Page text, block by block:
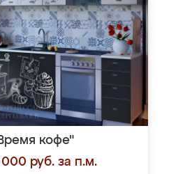
кофе"
руб. за п.м.